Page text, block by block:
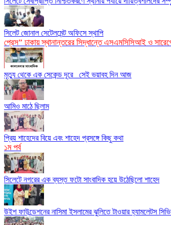
সিলেট জোনাল সেটেলমেন্ট অফিসে স্থাপি
প্রেস” ঢাকায় স্থানান্তরের সিদ্ধান্তে এসএমসিসিআই ও
মৃত্যু থেকে এক সেকেন্ড দূরে_ সেই ভয়াবহ দিন আজ
আমিও মাঠে ছিলাম
প্রিয় শাহেদের বিয়ে এবং শাহেদ প্রসঙ্গে কিছু কথা
১ম পর্ব
সিলেটে নগরের এক ব্যস্ত ফটো সাংবাদিক হয়ে উঠেছিলো শাহেদ
উইশ ফাউন্ডেশনের নাসিমা ইসলামের ঝুলিতে টাওয়ার হ্যামলেটস